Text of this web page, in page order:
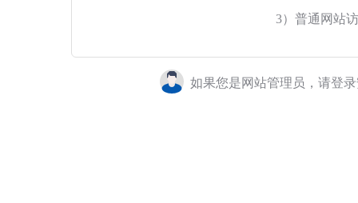
3）普通网站
如果您是网站管理员，请登